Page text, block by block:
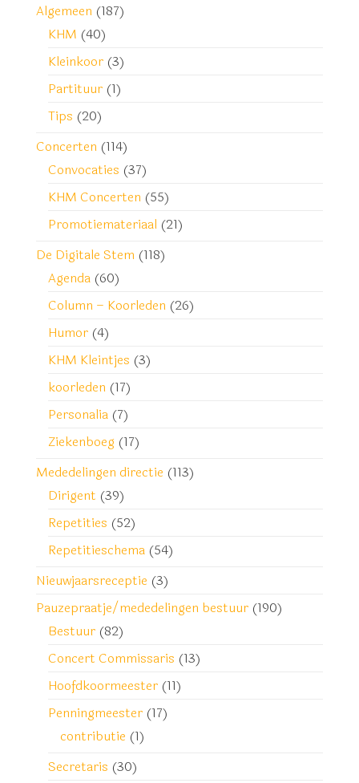
Algemeen (187)
KHM (40)
Kleinkoor (3)
Partituur (1)
Tips (20)
Concerten (114)
Convocaties (37)
KHM Concerten (55)
Promotiemateriaal (21)
De Digitale Stem (118)
Agenda (60)
Column – Koorleden (26)
Humor (4)
KHM Kleintjes (3)
koorleden (17)
Personalia (7)
Ziekenboeg (17)
Mededelingen directie (113)
Dirigent (39)
Repetities (52)
Repetitieschema (54)
Nieuwjaarsreceptie (3)
Pauzepraatje/mededelingen bestuur (190)
Bestuur (82)
Concert Commissaris (13)
Hoofdkoormeester (11)
Penningmeester (17)
contributie (1)
Secretaris (30)